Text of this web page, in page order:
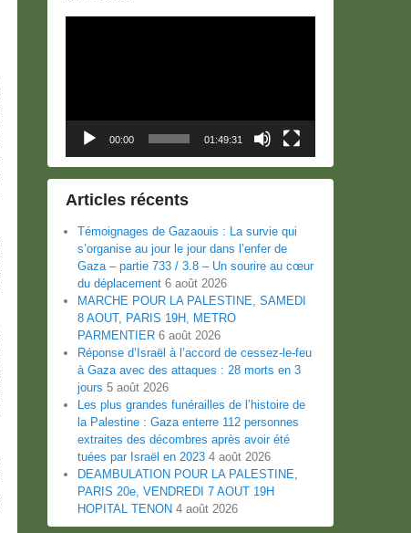
00:00 01:49:31
Articles récents
Témoignages de Gazaouis : La survie qui
s’organise au jour le jour dans l’enfer de
Gaza – partie 733 / 3.8 – Un sourire au cœur
du déplacement 6 août 2026
MARCHE POUR LA PALESTINE, SAMEDI
8 AOUT, PARIS 19H, METRO
PARMENTIER 6 août 2026
Réponse d’Israël à l’accord de cessez-le-feu
à Gaza avec des attaques : 28 morts en 3
jours 5 août 2026
Les plus grandes funérailles de l’histoire de
la Palestine : Gaza enterre 112 personnes
extraites des décombres après avoir été
tuées par Israël en 2023 4 août 2026
DEAMBULATION POUR LA PALESTINE,
PARIS 20e, VENDREDI 7 AOUT 19H
HOPITAL TENON 4 août 2026